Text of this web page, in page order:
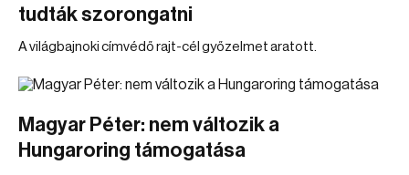
tudták szorongatni
A világbajnoki címvédő rajt-cél győzelmet aratott.
Magyar Péter: nem változik a
Hungaroring támogatása